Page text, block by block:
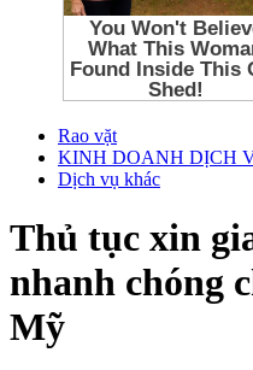
Rao vặt
KINH DOANH DỊCH
Dịch vụ khác
Thủ tục xin
nhanh chóng
Mỹ